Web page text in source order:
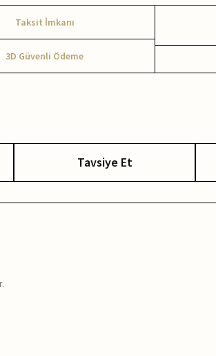
Taksit İmkanı
3D Güvenli Ödeme
Tavsiye Et